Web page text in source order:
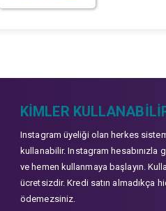
KIMLER
Instagram üyeliği olan herkes
kullanabilir. Instagram hesabınızla
ve hemen kullanmaya başlayın.
ücretsizdir. Kredi satın almadıkça
ödemezsiniz.